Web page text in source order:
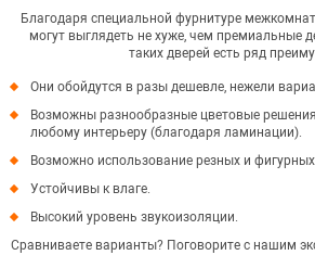
Благодаря специальной фурнитуре
могут выглядеть не хуже, чем премиальные
таких дверей есть ряд
Они обойдутся в разы дешевле, нежели
Возможны разнообразные цветовые
любому интерьеру (благодаря ламинации).
Возможно использование резных и
Устойчивы к влаге.
Высокий уровень звукоизоляции.
Сравниваете варианты? Поговорите с нашим